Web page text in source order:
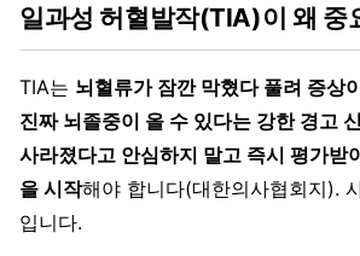
일과성 허혈발작(TIA)이 왜 중
TIA는 뇌혈류가 잠깐 막혔다 풀려 증상
진짜 뇌졸중이 올 수 있다는 강한 경고
사라졌다고 안심하지 말고 즉시 평가받
을 시작해야 합니다(대한의사협회지).
입니다.